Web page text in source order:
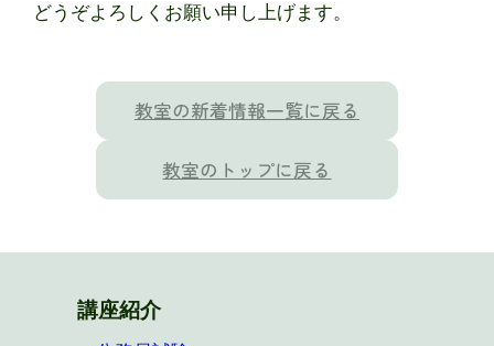
どうぞよろしくお願い申し上げます。
教室の新着情報一覧に戻る
教室のトップに戻る
講座紹介